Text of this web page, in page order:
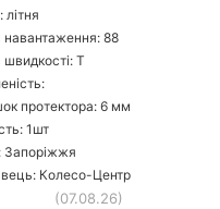
навантаження: 88
швидкості: T
протектора: 6 мм
1шт
Запоріжжя
Колесо-Центр
(07.08.26)